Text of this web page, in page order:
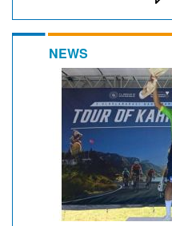
NEWS